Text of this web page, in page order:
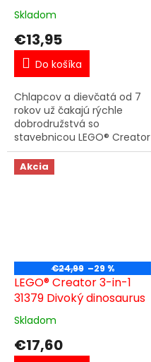
korbou a helikoptérou
Skladom
€13,95
Do košíka
Chlapcov a dievčatá od 7
rokov už čakajú rýchle
dobrodružstvá so
stavebnicou LEGO® Creator
Nákladiak s plochou korbou
a helikoptérou (31146).
Tento model 3 v 1 sa skladá
Akcia
€24,99 –29 %
LEGO® Creator 3-in-1
31379 Divoký dinosaurus
Skladom
€17,60